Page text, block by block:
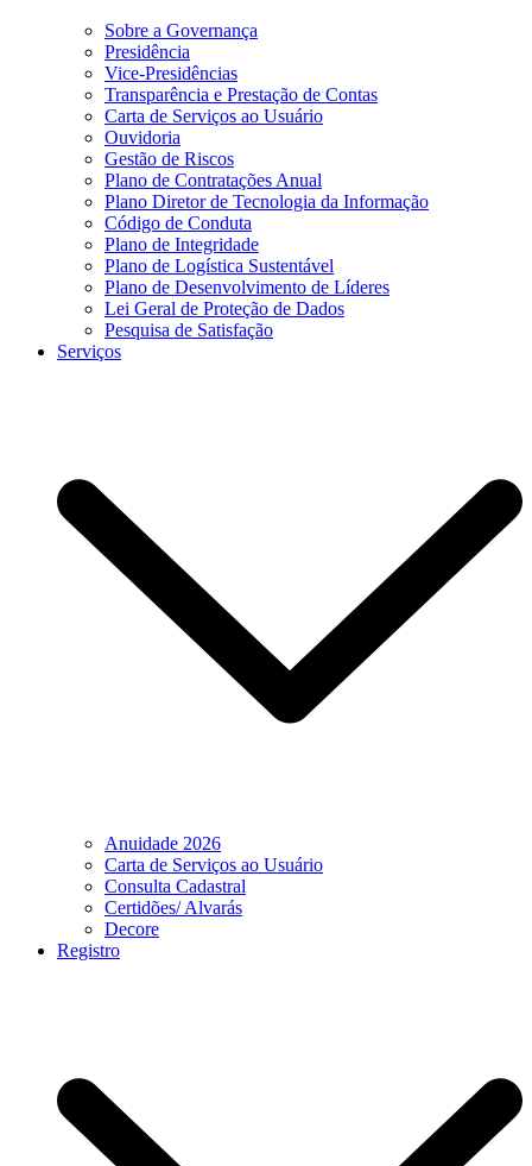
Sobre a Governança
Presidência
Vice-Presidências
Transparência e Prestação de Contas
Carta de Serviços ao Usuário
Ouvidoria
Gestão de Riscos
Plano de Contratações Anual
Plano Diretor de Tecnologia da Informação
Código de Conduta
Plano de Integridade
Plano de Logística Sustentável
Plano de Desenvolvimento de Líderes
Lei Geral de Proteção de Dados
Pesquisa de Satisfação
Serviços
Anuidade 2026
Carta de Serviços ao Usuário
Consulta Cadastral
Certidões/ Alvarás
Decore
Registro